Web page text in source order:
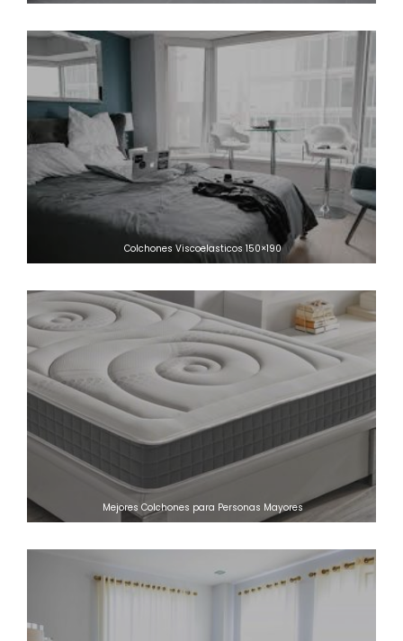
Colchones Viscoelasticos 150×190
Mejores Colchones para Personas Mayores